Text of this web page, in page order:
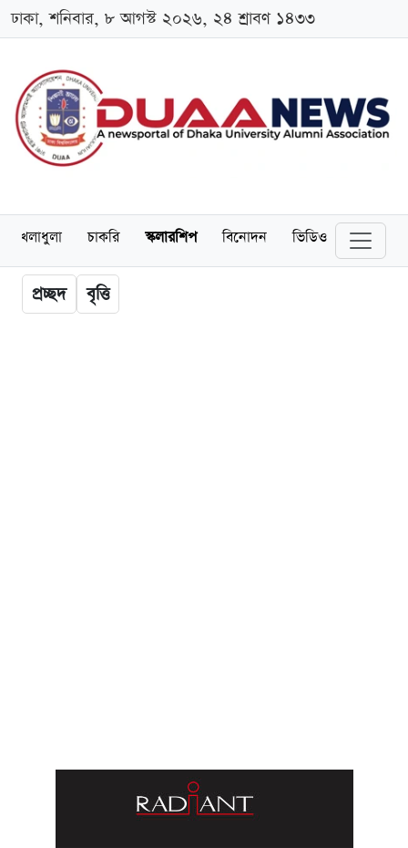
ঢাকা, শনিবার, ৮ আগস্ট ২০২৬, ২৪ শ্রাবণ ১৪৩৩
খেলাধুলা চাকরি স্কলারশিপ বিনোদন ভিডিও
প্রচ্ছদ বৃত্তি